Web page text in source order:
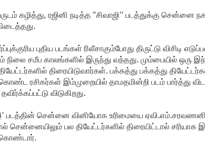
கழித்து, ரஜினி நடித்த "சிவாஜி'' படத்துக்கு
புதிய படங்கள் ரிலீசாகும்போது திருட்டு
நிலை சமீப காலங்களில் இருந்து வந்தது. மும்பையில் ஒரு
திரையிடுவார்கள். பக்கத்து பக்கத்து
ரசிகர்கள் இம்முறையில் தாமதமின்றி படம் பார்த்து விட
விடுகிறது.
படத்தின் சென்னை வினியோக உரிமையை
சென்னையிலும் பல தியேட்டர்களில் திரையிட்டால்